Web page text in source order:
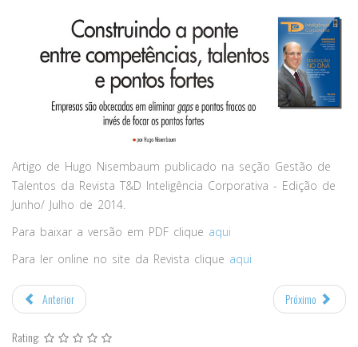
Artigo de Hugo Nisembaum publicado na seção Gestão de
Talentos da Revista T&D Inteligência Corporativa - Edição de
Junho/ Julho de 2014.
Para baixar a versão em PDF clique aqui
Para ler online no site da Revista clique aqui
Anterior Próximo
Rating: